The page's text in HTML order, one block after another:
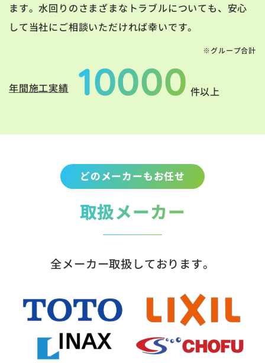
ます。水回りのさまざまなトラブルについても、安心
して当社にご相談いただければ幸いです。
※グループ合計
年間施工実績 10000 件以上
どのメーカーもお任せ
取扱メーカー
全メーカー取扱しております。